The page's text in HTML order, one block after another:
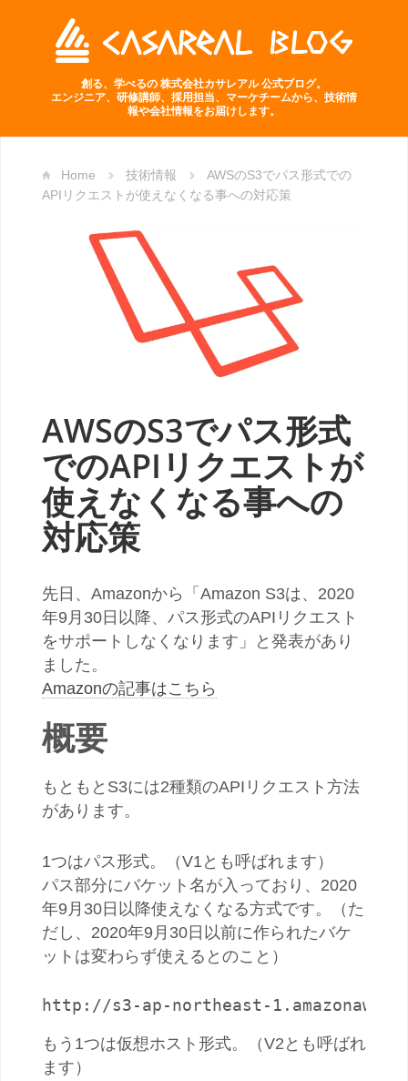
創る、学べるの 株式会社カサレアル 公式ブログ。
エンジニア、研修講師、採用担当、マーケチームから、技術情
報や会社情報をお届けします。
Home 技術情報
AWSのS3でパス形式での
APIリクエストが使えなくなる事への対応策
AWSのS3でパス形式
でのAPIリクエストが
使えなくなる事への
対応策
先日、Amazonから「Amazon S3は、2020
年9月30日以降、パス形式のAPIリクエスト
をサポートしなくなります」と発表があり
ました。
Amazonの記事はこちら
概要
もともとS3には2種類のAPIリクエスト方法
があります。
1つはパス形式。（V1とも呼ばれます）
パス部分にバケット名が入っており、2020
年9月30日以降使えなくなる方式です。（た
だし、2020年9月30日以前に作られたバケ
ットは変わらず使えるとのこと）
http://s3-ap-northeast-
もう1つは仮想ホスト形式。（V2とも呼ばれ
ます）